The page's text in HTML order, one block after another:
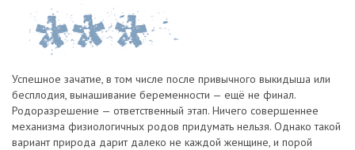
Успешное зачатие, в том числе после привычного выкидыша или
бесплодия, вынашивание беременности — ещё не финал.
Родоразрешение — ответственный этап. Ничего совершеннее
механизма физиологичных родов придумать нельзя. Однако такой
вариант природа дарит далеко не каждой женщине, и порой